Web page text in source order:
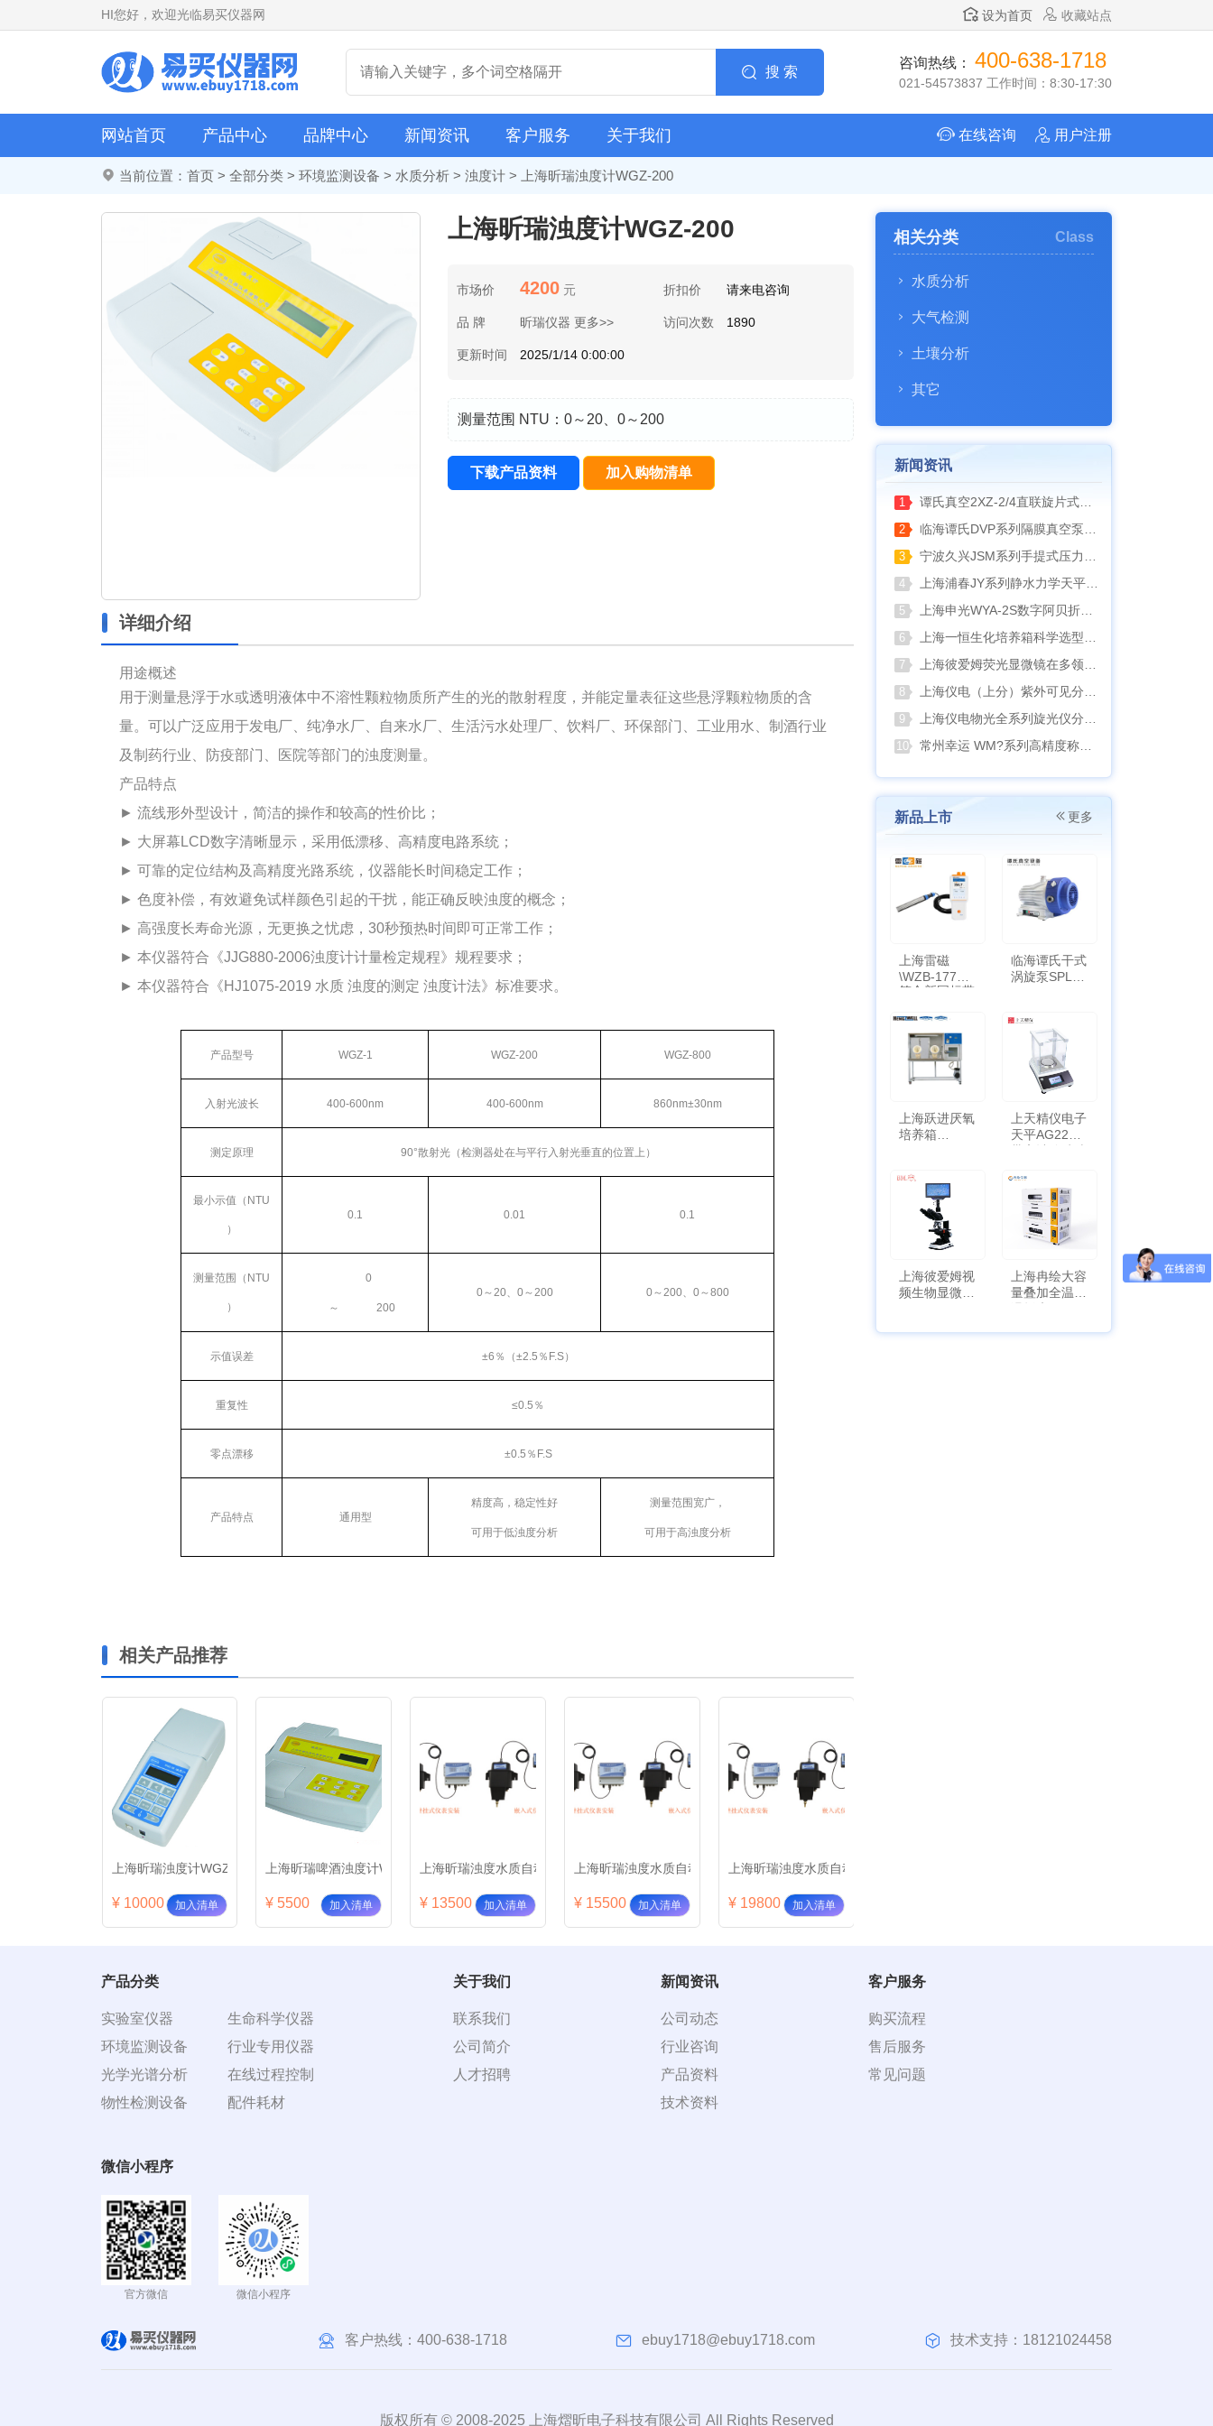
HI您好，欢迎光临易买仪器网 设为首页 收藏站点
搜 索
咨询热线： 400-638-1718
021-54573837 工作时间：8:30-17:30
网站首页 产品中心 品牌中心 新闻资讯 客户服务 关于我们 在线咨询 用户注册
当前位置： 首页 > 全部分类 > 环境监测设备 > 水质分析 > 浊度计 > 上海昕瑞浊度计WGZ-200
上海昕瑞浊度计WGZ-200
市场价 4200元 折扣价 请来电咨询
品 牌 昕瑞仪器 更多>> 访问次数 1890
更新时间 2025/1/14 0:00:00
测量范围 NTU：0～20、0～200
下载产品资料 加入购物清单
详细介绍
用途概述
用于测量悬浮于水或透明液体中不溶性颗粒物质所产生的光的散射程度，并能定量表征这些悬浮颗粒物质的含
量。可以广泛应用于发电厂、纯净水厂、自来水厂、生活污水处理厂、饮料厂、环保部门、工业用水、制酒行业
及制药行业、防疫部门、医院等部门的浊度测量。
产品特点
► 流线形外型设计，简洁的操作和较高的性价比；
► 大屏幕LCD数字清晰显示，采用低漂移、高精度电路系统；
► 可靠的定位结构及高精度光路系统，仪器能长时间稳定工作；
► 色度补偿，有效避免试样颜色引起的干扰，能正确反映浊度的概念；
► 高强度长寿命光源，无更换之忧虑，30秒预热时间即可正常工作；
► 本仪器符合《JJG880-2006浊度计计量检定规程》规程要求；
► 本仪器符合《HJ1075-2019 水质 浊度的测定 浊度计法》标准要求。
产品型号 WGZ-1 WGZ-200 WGZ-800
入射光波长 400-600nm 400-600nm 860nm±30nm
测定原理 90°散射光（检测器处在与平行入射光垂直的位置上）
最小示值（ NTU
）
0.1 0.01 0.1
测量范围（ NTU
）
0
～ 200
0～20、 0～200 0～200、 0～800
示值误差 ±6 ％（±2.5 ％ F.S）
重复性 ≤0.5 ％
零点漂移 ±0.5 ％ F.S
产品特点 通用型
精度高，稳定性好
可用于低浊度分析
测量范围宽广，
可用于高浊度分析
相关产品推荐
2AB (原WGZ-500B)
上海昕瑞浊度计WGZ-4000B
¥ 10000 加入清单
上海昕瑞啤酒浊度计WGZ-2PJ
¥ 5500 加入清单
上海昕瑞浊度水质自动分析仪WGZ-1C
¥ 13500 加入清单
上海昕瑞浊度水质自动分析仪WGZ-2C
¥ 15500 加入清单
上海昕瑞浊度水质自动分析仪WGZ-3C
¥ 19800 加入清单
上海昕瑞浊度水质自动分析仪WGZ-200C(单通道）
¥ 17800
相关分类 Class
水质分析
大气检测
土壤分析
其它
新闻资讯
1 谭氏真空2XZ-2/4直联旋片式真空泵全面升级，取消气镇阀、油镜变大更便捷
2 临海谭氏DVP系列隔膜真空泵：抗腐蚀、高稳定性的实验室与工业真空解决方案
3 宁波久兴JSM系列手提式压力蒸汽灭菌器：安全高效的实验室灭菌利器
4 上海浦春JY系列静水力学天平：工程与科研领域的精准密度测试利器
5 上海申光WYA-2S数字阿贝折射仪与低温恒温槽组合应用方案
6 上海一恒生化培养箱科学选型指南
7 上海彼爱姆荧光显微镜在多领域样品荧光成像中的应用与工艺优化
8 上海仪电（上分）紫外可见分光光度计如何选型
9 上海仪电物光全系列旋光仪分类选型指南
10 常州幸运 WM?系列高精度称重模块如何选择
新品上市 更多
上海雷磁
\WZB-177Y
符合新国标带
临海谭氏干式
涡旋泵SPL-
上海跃进厌氧
培养箱
上天精仪电子
天平AG2255
上海彼爱姆视
频生物显微镜
上海冉绘大容
量叠加全温恒
产品分类
实验室仪器
环境监测设备
光学光谱分析
物性检测设备
生命科学仪器
行业专用仪器
在线过程控制
配件耗材
关于我们
联系我们
公司简介
人才招聘
新闻资讯
公司动态
行业咨询
产品资料
技术资料
客户服务
购买流程
售后服务
常见问题
微信小程序
官方微信 微信小程序
客户热线： 400-638-1718 ebuy1718@ebuy1718.com 技术支持：18121024458
版权所有 © 2008-2025 上海熠昕电子科技有限公司 All Rights Reserved